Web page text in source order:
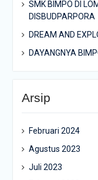
SMK BIMPO DI
DISBUDPARPORA
DREAM AND
DAYANGNYA
Arsip
Februari 2024
Agustus 2023
Juli 2023